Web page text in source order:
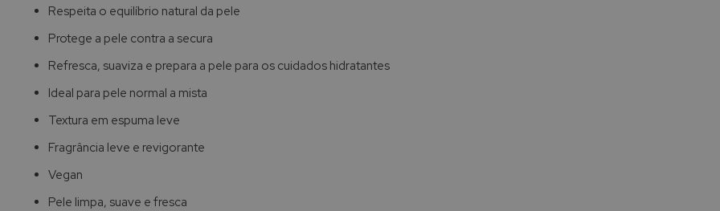
Respeita o equilíbrio natural da pele
Protege a pele contra a secura
Refresca, suaviza e prepara a pele para os cuidados hidratantes
Ideal para pele normal a mista
Textura em espuma leve
Fragrância leve e revigorante
Vegan
Pele limpa, suave e fresca